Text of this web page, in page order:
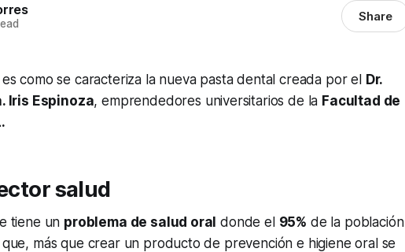
Share
como se caracteriza la nueva pasta dental creada por el
Dr.
Iris Espinoza, emprendedores universitarios de la Facultad de
salud
tiene un problema de salud oral donde el 95% de la población
más que crear un producto de prevención e higiene oral se